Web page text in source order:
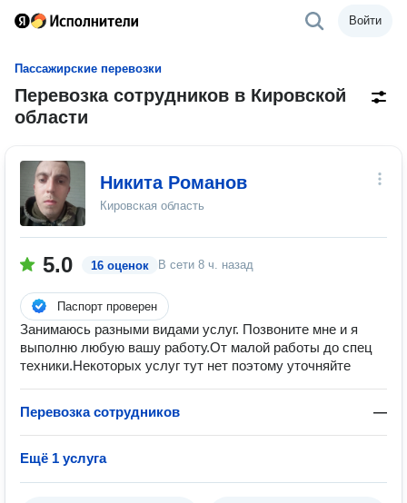
Войти
Пассажирские перевозки
Перевозка сотрудников в Кировской
области
Никита Романов
Кировская область
5.0 16 оценок В сети 8 ч. назад
Паспорт проверен
Занимаюсь разными видами услуг. Позвоните мне и я
выполню любую вашу работу.От малой работы до спец
техники.Некоторых услуг тут нет поэтому уточняйте
Перевозка сотрудников —
Ещё 1 услуга